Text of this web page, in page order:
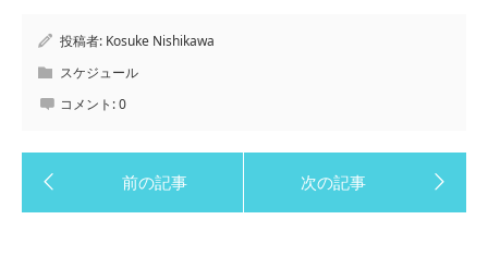
投稿者: Kosuke Nishikawa
スケジュール
コメント:0